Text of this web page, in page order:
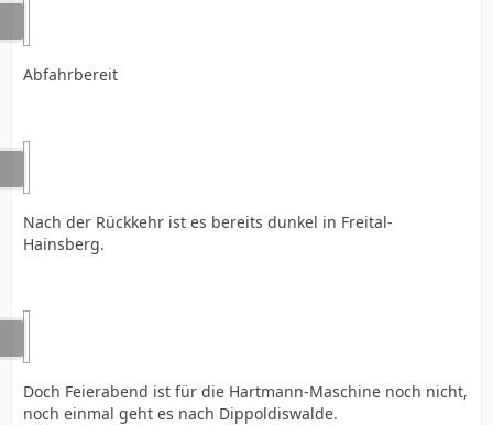
Abfahrbereit
Nach der Rückkehr ist es bereits dunkel in Freital-
Hainsberg.
Doch Feierabend ist für die Hartmann-Maschine noch nicht,
noch einmal geht es nach Dippoldiswalde.